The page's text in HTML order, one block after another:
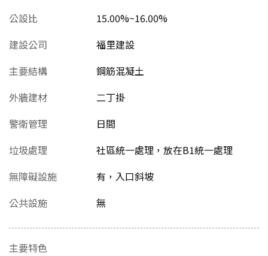
公設比
15.00%~16.00%
建設公司
福里建設
主要結構
鋼筋混凝土
外牆建材
二丁掛
警衛管理
日間
垃圾處理
社區統一處理，放在B1統一處理
無障礙設施
有，入口斜坡
公共設施
無
主要特色